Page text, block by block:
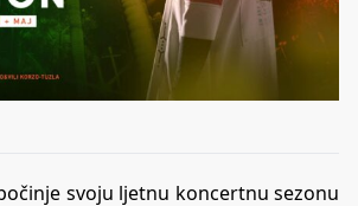
svoju ljetnu koncertnu sezonu